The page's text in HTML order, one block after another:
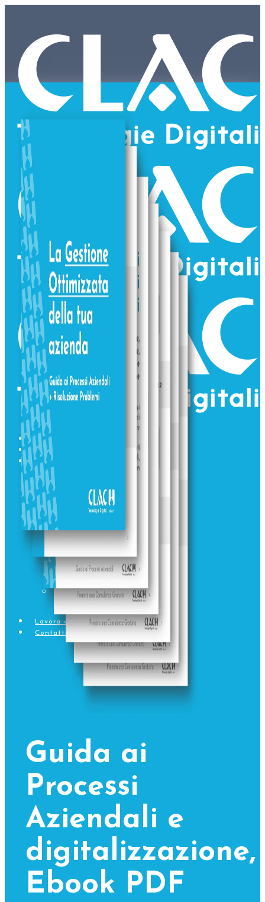
Home
Visyum
Servizi & Consulting
Consulenza IT &
Recruiting
Consulenza AI e
Digitalizzazione
Sviluppo
Software
Web & Digital
Marketing
Lavora con noi
Contatti
Guida ai
Processi
Aziendali e
digitalizzazione,
Ebook PDF